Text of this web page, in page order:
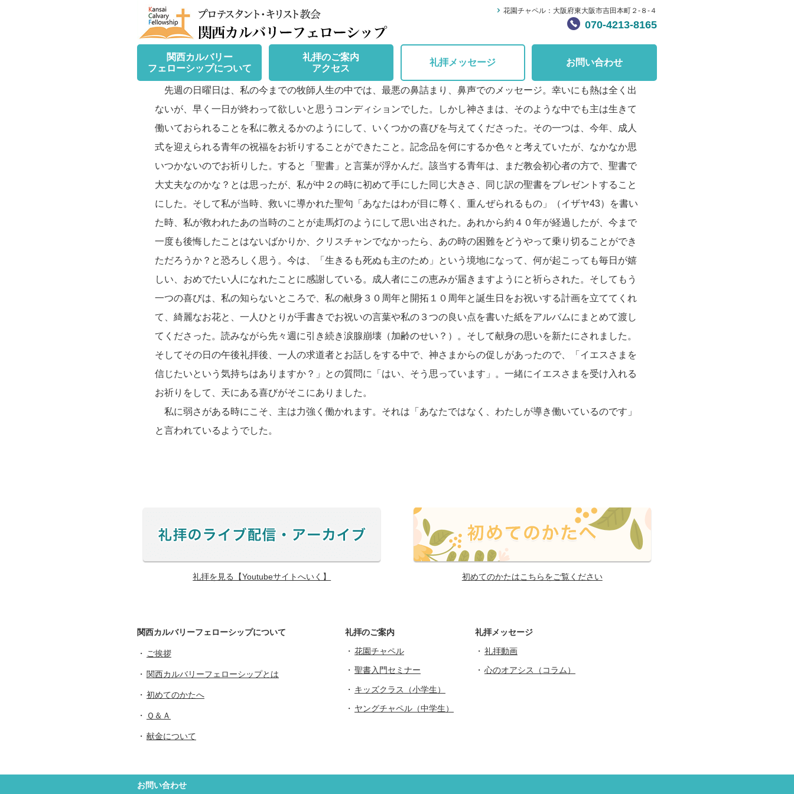
花園チャペル：大阪府東大阪市吉田本町２-８-４
070-4213-8165
関西カルバリー
フェローシップについて
礼拝のご案内
アクセス
礼拝メッセージ お問い合わせ
先週の日曜日は、私の今までの牧師人生の中では、最悪の鼻詰まり、鼻声でのメッセージ。幸いにも熱は全く出
ないが、早く一日が終わって欲しいと思うコンディションでした。しかし神さまは、そのような中でも主は生きて
働いておられることを私に教えるかのようにして、いくつかの喜びを与えてくださった。その一つは、今年、成人
式を迎えられる青年の祝福をお祈りすることができたこと。記念品を何にするか色々と考えていたが、なかなか思
いつかないのでお祈りした。すると「聖書」と言葉が浮かんだ。該当する青年は、まだ教会初心者の方で、聖書で
大丈夫なのかな？とは思ったが、私が中２の時に初めて手にした同じ大きさ、同じ訳の聖書をプレゼントすること
にした。そして私が当時、救いに導かれた聖句「あなたはわが目に尊く、重んぜられるもの」（イザヤ43）を書い
た時、私が救われたあの当時のことが走馬灯のようにして思い出された。あれから約４０年が経過したが、今まで
一度も後悔したことはないばかりか、クリスチャンでなかったら、あの時の困難をどうやって乗り切ることができ
ただろうか？と恐ろしく思う。今は、「生きるも死ぬも主のため」という境地になって、何が起こっても毎日が嬉
しい、おめでたい人になれたことに感謝している。成人者にこの恵みが届きますようにと祈らされた。そしてもう
一つの喜びは、私の知らないところで、私の献身３０周年と開拓１０周年と誕生日をお祝いする計画を立ててくれ
て、綺麗なお花と、一人ひとりが手書きでお祝いの言葉や私の３つの良い点を書いた紙をアルバムにまとめて渡し
てくださった。読みながら先々週に引き続き涙腺崩壊（加齢のせい？）。そして献身の思いを新たにされました。
そしてその日の午後礼拝後、一人の求道者とお話しをする中で、神さまからの促しがあったので、「イエスさまを
信じたいという気持ちはありますか？」との質問に「はい、そう思っています」。一緒にイエスさまを受け入れる
お祈りをして、天にある喜びがそこにありました。
私に弱さがある時にこそ、主は力強く働かれます。それは「あなたではなく、わたしが導き働いているのです」
と言われているようでした。
礼拝を見る【Youtubeサイトへいく】 初めてのかたはこちらをご覧ください
関西カルバリーフェローシップについて
ご挨拶
関西カルバリーフェローシップとは
初めてのかたへ
Ｑ＆Ａ
献金について
礼拝のご案内
花園チャペル
聖書入門セミナー
キッズクラス（小学生）
ヤングチャペル（中学生）
礼拝メッセージ
礼拝動画
心のオアシス（コラム）
お問い合わせ